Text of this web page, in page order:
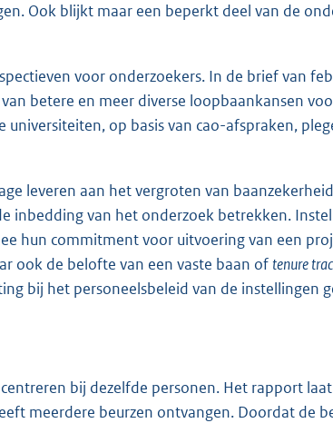
Ook blijkt maar een beperkt deel van de
voor onderzoekers. In de brief van
betere en meer diverse loopbaankansen
op basis van cao-afspraken,
leveren aan het vergroten van
inbedding van het onderzoek betrekken.
hun commitment voor uitvoering van een
ook de belofte van een vaste baan oftenure
bij het personeelsbeleid van de instellingen
bij dezelfde personen. Het rapport
meerdere beurzen ontvangen. Doordat de